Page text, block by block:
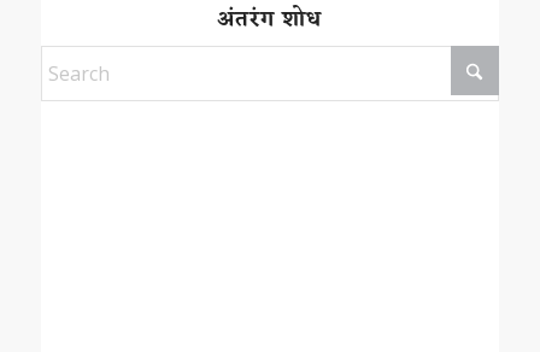
अंतरंग शोध